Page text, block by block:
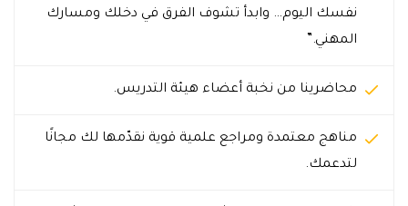
نفسك اليوم… وابدأ تشوف الفرق في دخلك ومسارك
المهني.”
محاضرينا من نخبة أعضاء هيئة التدريس.
مناهج معتمدة ومراجع علمية قوية نقدّمها لك مجانًا
لتدعمك.